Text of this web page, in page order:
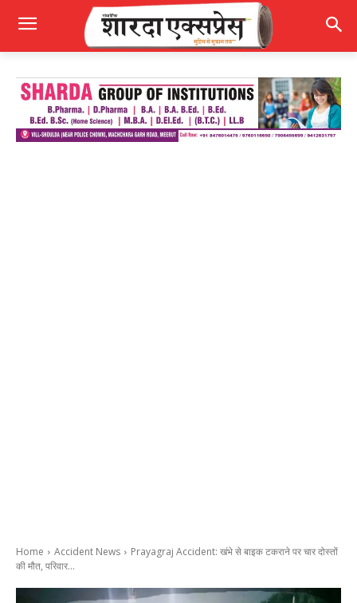
Home Accident News
Prayagraj Accident: खंभे से बाइक टकराने पर चार दोस्तों
की मौत, परिवार...